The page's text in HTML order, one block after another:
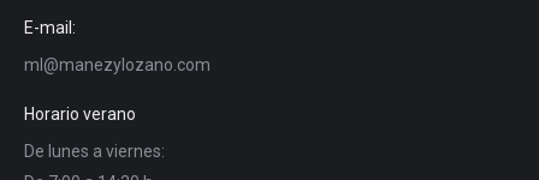
E-mail:
ml@manezylozano.com
Horario verano
De lunes a viernes: